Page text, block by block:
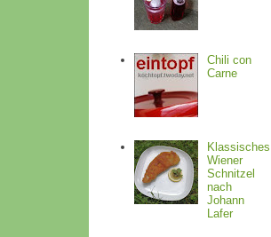
Chili con
Carne
Klassisches
Wiener
Schnitzel
nach
Johann
Lafer